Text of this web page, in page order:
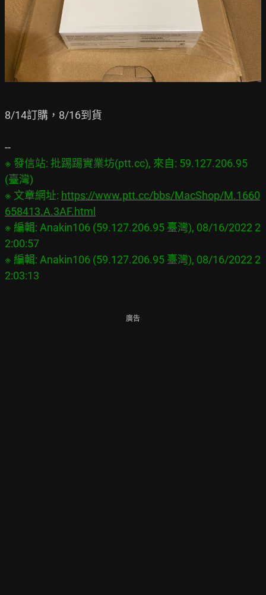
8/14訂購，8/16到貨
※ 發信站: 批踢踢實業坊(ptt.cc), 來自: 59.127.206.95
(臺灣)
※ 文章網址: https://www.ptt.cc/bbs/MacShop/M.1660
658413.A.3AF.html
※ 編輯: Anakin106 (59.127.206.95 臺灣), 08/16/2022 2
2:00:57
※ 編輯: Anakin106 (59.127.206.95 臺灣), 08/16/2022 2
廣告